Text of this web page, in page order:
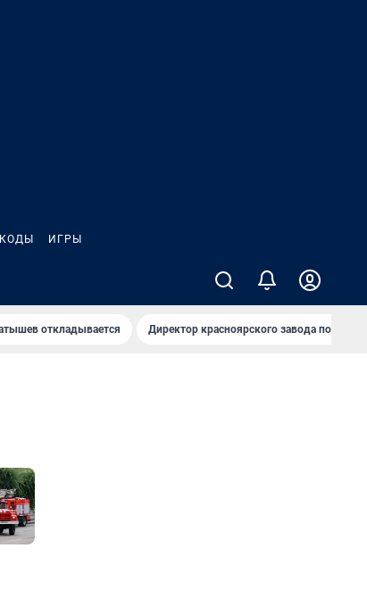
ИГРЫ
откладывается Директор красноярского завода под